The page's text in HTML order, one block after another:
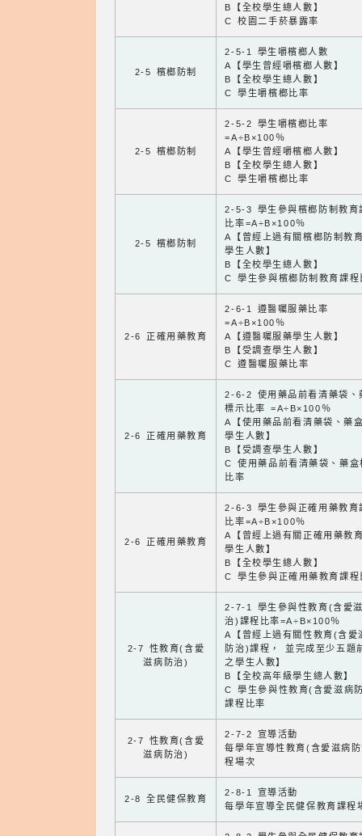
B【全校學生總人數】
C 校園二手菸暴露率
2-5 檳榔防制
2-5-1 學生嚼檳榔人數
A【學生曾經嚼檳榔人數】
B【全校學生總人數】
C 學生嚼檳榔比率
2-5 檳榔防制
2-5-2 學生嚼檳榔比率
=A÷B×100％
A【學生曾經嚼檳榔人數】
B【全校學生總人數】
C 學生嚼檳榔比率
2-5 檳榔防制
2-5-3 學生參與檳榔防制教育
比率=A÷B×100％
A【曾經上過有關檳榔防制教
學生人數】
B【全校學生總人數】
C 學生參與檳榔防制教育課程
2-6 正確用藥教育
2-6-1 遵醫囑服藥比率
=A÷B×100％
A【遵醫囑服藥學生人數】
B【受調查學生人數】
C 遵醫囑服藥比率
2-6 正確用藥教育
2-6-2 使用藥品前看清藥袋、
標示比率 =A÷B×100％
A【使用藥品前看清藥袋、藥
學生人數】
B【受調查學生人數】
C 使用藥品前看清藥袋、藥盒
比率
2-6 正確用藥教育
2-6-3 學生參與正確用藥教育
比率=A÷B×100％
A【曾經上過有關正確用藥教
學生人數】
B【全校學生總人數】
C 學生參與正確用藥教育課程
2-7 性教育(含愛
滋病防治)
2-7-1 學生參與性教育(含愛
治)課程比率=A÷B×100％
A【曾經上過有關性教育(含愛
防治)課程， 並完成至少五題
之學生人數】
B【全校高年級學生總人數】
C 學生參與性教育(含愛滋病
課程比率
2-7 性教育(含愛
滋病防治)
2-7-2 宣導活動
每學年宣導性教育(含愛滋病
程場次
2-8 全民健保教育
2-8-1 宣導活動
每學年宣導全民健保教育課程